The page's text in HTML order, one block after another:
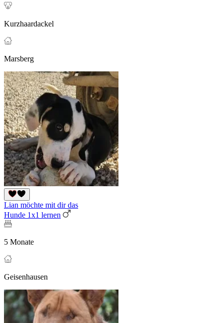
Kurzhaardackel
Marsberg
Lian möchte mit dir das
Hunde 1x1 lernen
5 Monate
Geisenhausen